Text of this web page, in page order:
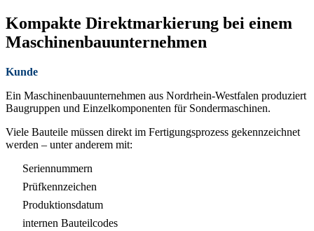
Kompakte Direktmarkierung bei einem
Maschinenbauunternehmen
Kunde
Ein Maschinenbauunternehmen aus Nordrhein-Westfalen produziert
Baugruppen und Einzelkomponenten für Sondermaschinen.
Viele Bauteile müssen direkt im Fertigungsprozess gekennzeichnet
werden – unter anderem mit:
Seriennummern
Prüfkennzeichen
Produktionsdatum
internen Bauteilcodes